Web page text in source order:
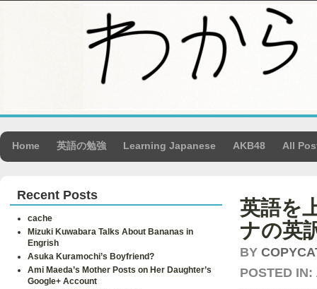
Home 英語の勉強 Learning Japanese AKB48 All
英語を
ナの英
BY
POSTED IN:
Recent Posts
cache
Mizuki Kuwabara Talks About Bananas in
Engrish
Asuka Kuramochi’s Boyfriend?
Ami Maeda’s Mother Posts on Her Daughter’s
Google+ Account